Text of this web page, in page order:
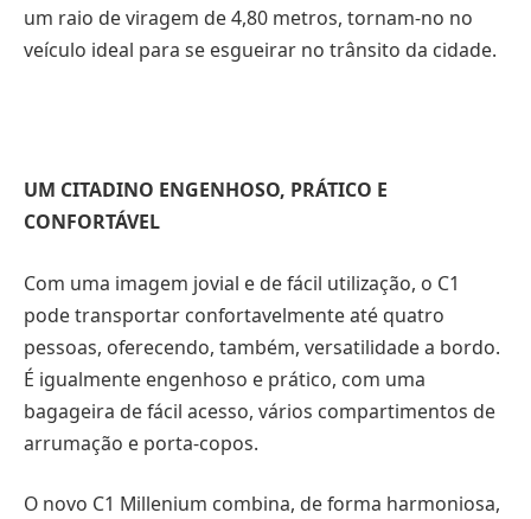
um raio de viragem de 4,80 metros, tornam-no no
veículo ideal para se esgueirar no trânsito da cidade.
UM CITADINO ENGENHOSO, PRÁTICO E
CONFORTÁVEL
Com uma imagem jovial e de fácil utilização, o C1
pode transportar confortavelmente até quatro
pessoas, oferecendo, também, versatilidade a bordo.
É igualmente engenhoso e prático, com uma
bagageira de fácil acesso, vários compartimentos de
arrumação e porta-copos.
O novo C1 Millenium combina, de forma harmoniosa,